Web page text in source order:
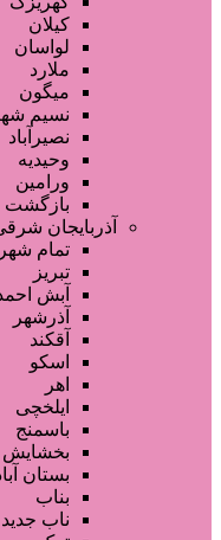
کیلان
لواسان
ملارد
میگون
نسیم
نصیرآباد
وحیدیه
ورامین
بازگشت
آذربایجان
تمام
تبریز
آبش
آذرشهر
آقکند
اسکو
اهر
ایلخچی
باسمنج
بخشایش
بستان
بناب
ناب جدید
صفحه اصلی
آگهی انبوه
طراحی سایت
صفحه اختصاصی
لیست سایتهای
دسته‌بندی‌ها
/ محصولات برچسب